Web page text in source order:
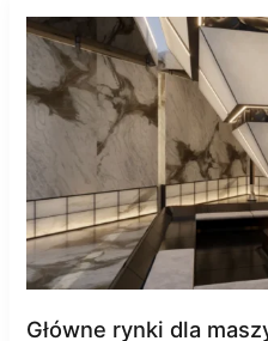
Główne rynki dla
Markets
for
CNC
Stone
Machines:
Europe
&
Beyond